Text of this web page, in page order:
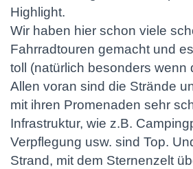
Highlight.
Wir haben hier schon viele
Fahrradtouren gemacht und
toll (natürlich besonders wenn
Allen voran sind die Strände
mit ihren Promenaden sehr
Infrastruktur, wie z.B.
Verpflegung usw. sind Top.
Strand, mit dem Sternenzelt